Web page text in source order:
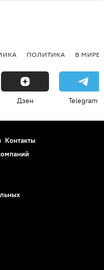
ПОЛИТИКА В МИРЕ
Дзен Telegram
Контакты